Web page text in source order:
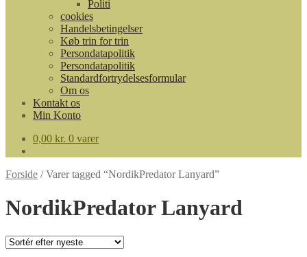
Politi
cookies
Handelsbetingelser
Køb trin for trin
Persondatapolitik
Persondatapolitik
Standardfortrydelsesformular
Om os
Kontakt os
Min Konto
0,00 kr. 0 varer
Forside /Varer tagged “NordikPredator Lanyard”
NordikPredator Lanyard